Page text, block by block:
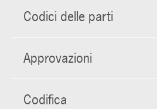
Codici delle parti
Approvazioni
Codifica